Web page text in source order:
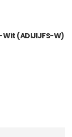
(ADIJIJFS-W)